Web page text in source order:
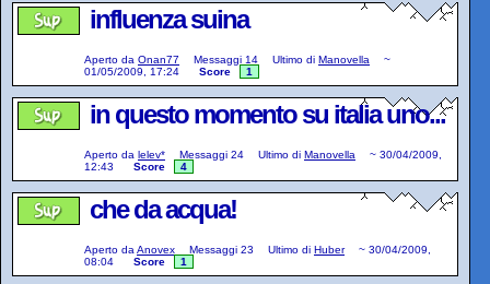
influenza suina
Aperto da Onan77 Messaggi 14 Ultimo di Manovella
~
01/05/2009, 17:24
Score 1
in questo momento su italia uno...
Aperto da lelev* Messaggi 24 Ultimo di Manovella ~ 30/04/2009,
12:43
Score 4
che da acqua!
Aperto da Anovex Messaggi 23 Ultimo di Huber ~ 30/04/2009,
08:04
Score 1